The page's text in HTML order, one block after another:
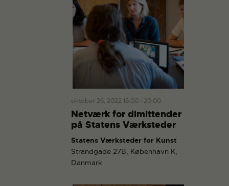
oktober 26, 2022 16:00 - 20:00
Netværk for dimittender
på Statens Værksteder
Statens Værksteder for Kunst
Strandgade 27B, København K,
Danmark